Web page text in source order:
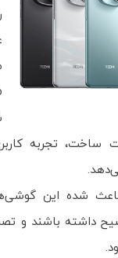
ساخت، تجربه
شده این
داشته باشند و